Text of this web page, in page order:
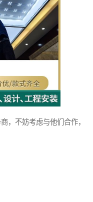
，不妨考虑与他们合作，